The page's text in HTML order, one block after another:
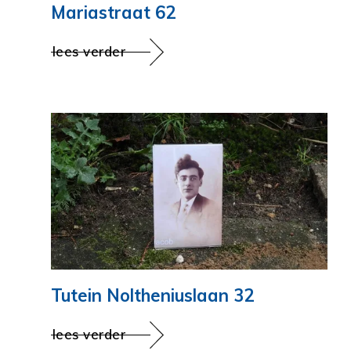
Mariastraat 62
lees verder
Tutein Noltheniuslaan 32
lees verder